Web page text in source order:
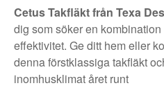
Cetus Takfläkt från Texa
dig som söker en
effektivitet. Ge ditt hem eller
denna förstklassiga takfläkt
inomhusklimat året runt